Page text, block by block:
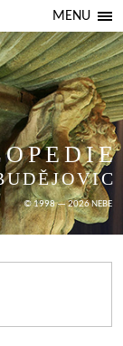
MENU
© 1998 — 2026 NEBE